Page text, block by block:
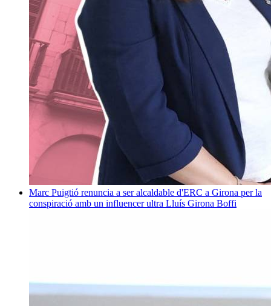
Marc Puigtió renuncia a ser alcaldable d'ERC a Girona per la
conspiració amb un influencer ultra Lluís Girona Boffi